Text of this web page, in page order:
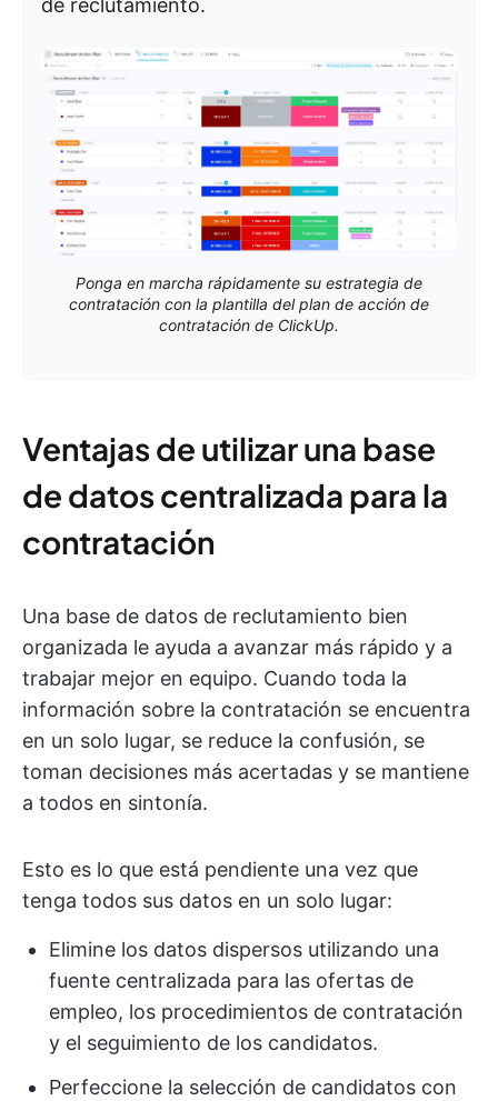
de reclutamiento.
Ponga en marcha rápidamente su estrategia de
contratación con la plantilla del plan de acción de
contratación de ClickUp.
Ventajas de utilizar una base
de datos centralizada para la
contratación
Una base de datos de reclutamiento bien
organizada le ayuda a avanzar más rápido y a
trabajar mejor en equipo. Cuando toda la
información sobre la contratación se encuentra
en un solo lugar, se reduce la confusión, se
toman decisiones más acertadas y se mantiene
a todos en sintonía.
Esto es lo que está pendiente una vez que
tenga todos sus datos en un solo lugar:
Elimine los datos dispersos utilizando una
fuente centralizada para las ofertas de
empleo, los procedimientos de contratación
y el seguimiento de los candidatos.
Perfeccione la selección de candidatos con